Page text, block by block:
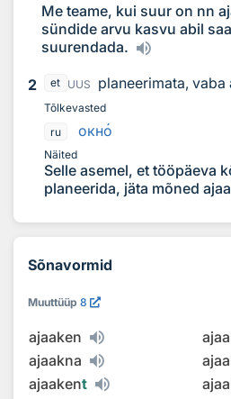
Me teame, kui suur on nn
sündide arvu kasvu abil
suurendada.
2 et UUS planeerimata, vaba
Tõlkevasted
ru
окно
Näited
Selle asemel, et tööpäeva
planeerida, jäta mõned
Sõnavormid
Muuttüüp 8
ajaaken
ajaakna
ajaakent